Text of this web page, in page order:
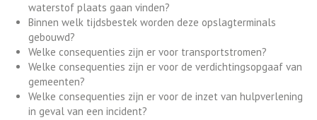
waterstof plaats gaan vinden?
Binnen welk tijdsbestek worden deze opslagterminals
gebouwd?
Welke consequenties zijn er voor transportstromen?
Welke consequenties zijn er voor de verdichtingsopgaaf van
gemeenten?
Welke consequenties zijn er voor de inzet van hulpverlening
in geval van een incident?